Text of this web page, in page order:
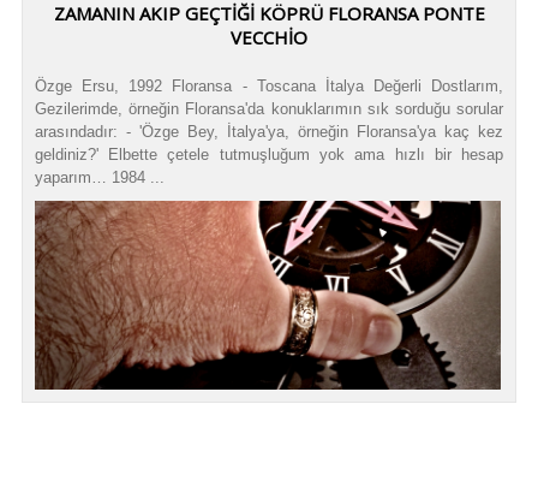
ZAMANIN AKIP GEÇTIĞI KÖPRÜ FLORANSA PONTE
VECCHIO
Özge Ersu, 1992 Floransa - Toscana İtalya Değerli Dostlarım,
Gezilerimde, örneğin Floransa'da konuklarımın sık sorduğu sorular
arasındadır: - 'Özge Bey, İtalya'ya, örneğin Floransa'ya kaç kez
geldiniz?' Elbette çetele tutmuşluğum yok ama hızlı bir hesap
yaparım… 1984 ...